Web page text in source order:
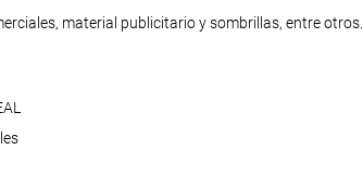
material publicitario y sombrillas, entre otros.